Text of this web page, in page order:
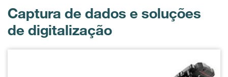
Captura de dados e soluções
de digitalização